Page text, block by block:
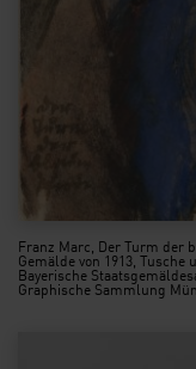
Franz Marc, Der Turm der
Gemälde von 1913, Tusche
Bayerische
Graphische Sammlung